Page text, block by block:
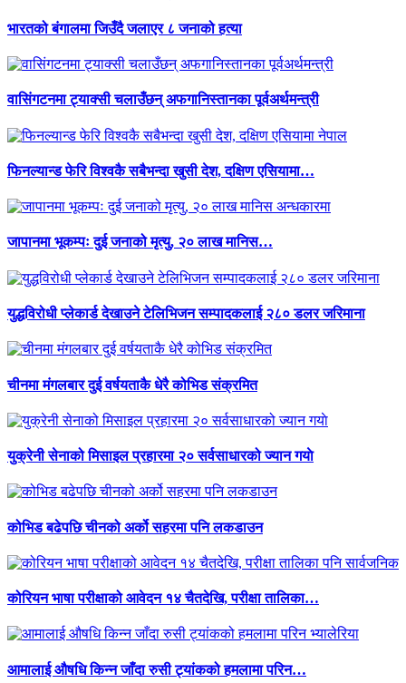
भारतको बंगालमा जिउँदै जलाएर ८ जनाको हत्या
वासिंगटनमा ट्याक्सी चलाउँछन् अफगानिस्तानका पूर्वअर्थमन्त्री
फिनल्यान्ड फेरि विश्वकै सबैभन्दा खुसी देश, दक्षिण एसियामा…
जापानमा भूकम्पः दुई जनाको मृत्यु, २० लाख मानिस…
युद्धविरोधी प्लेकार्ड देखाउने टेलिभिजन सम्पादकलाई २८० डलर जरिमाना
चीनमा मंगलबार दुई वर्षयताकै धेरै कोभिड संक्रमित
युक्रेनी सेनाको मिसाइल प्रहारमा २० सर्वसाधारको ज्यान गयाे
कोभिड बढेपछि चीनको अर्को सहरमा पनि लकडाउन
कोरियन भाषा परीक्षाको आवेदन १४ चैतदेखि, परीक्षा तालिका…
आमालाई औषधि किन्न जाँदा रुसी ट्यांकको हमलामा परिन…